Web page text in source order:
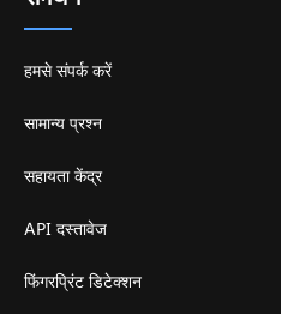
हमसे संपर्क करें
सामान्य प्रश्न
सहायता केंद्र
API दस्तावेज
फिंगरप्रिंट डिटेक्शन